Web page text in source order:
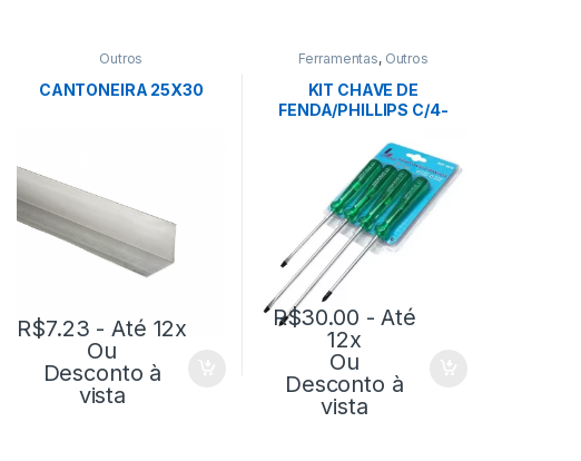
Outros
CANTONEIRA 25X30
R$7.23 - Até 12x
Ou
Desconto à
vista
Ferramentas, Outros
KIT CHAVE DE
FENDA/PHILLIPS C/4-
R$30.00 - Até
12x
Ou
Desconto à
vista